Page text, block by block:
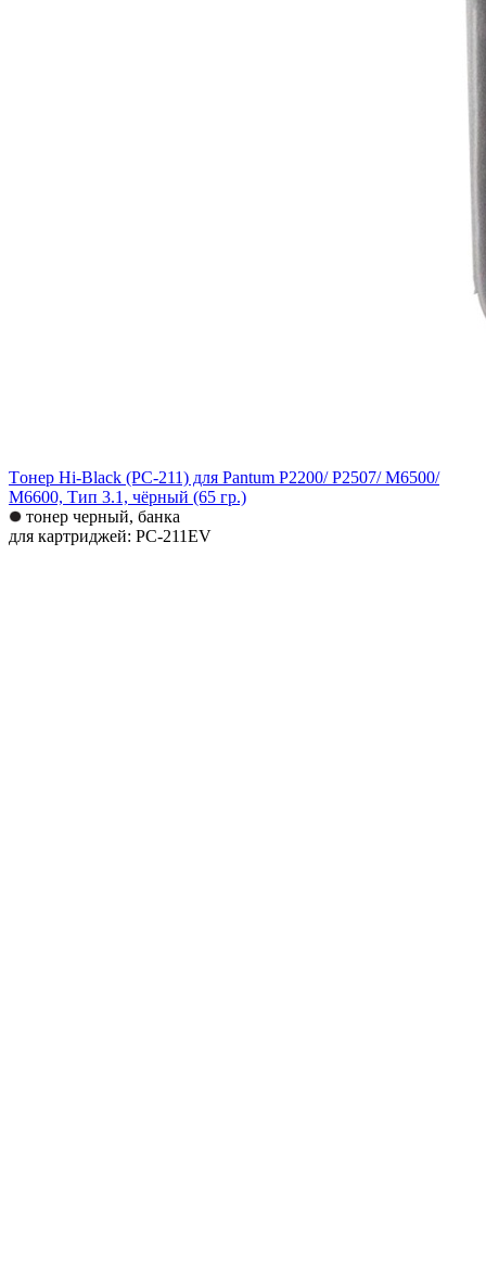
Tонер Hi-Black (PC-211) для Pantum P2200/ P2507/ M6500/
M6600, Тип 3.1, чёрный (65 гр.)
тонер черный, банка
для картриджей: PC-211EV